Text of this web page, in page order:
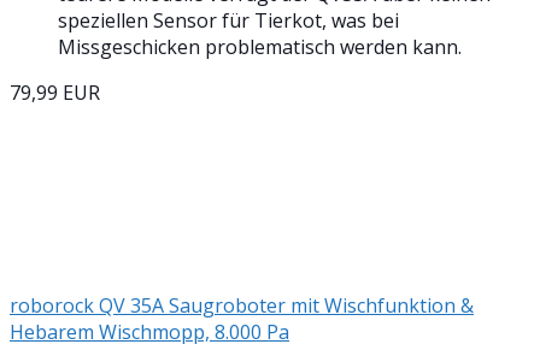
speziellen Sensor für Tierkot, was bei
Missgeschicken problematisch werden kann.
79,99 EUR
roborock QV 35A Saugroboter mit Wischfunktion &
Hebarem Wischmopp, 8.000 Pa